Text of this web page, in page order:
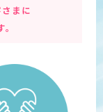
まに